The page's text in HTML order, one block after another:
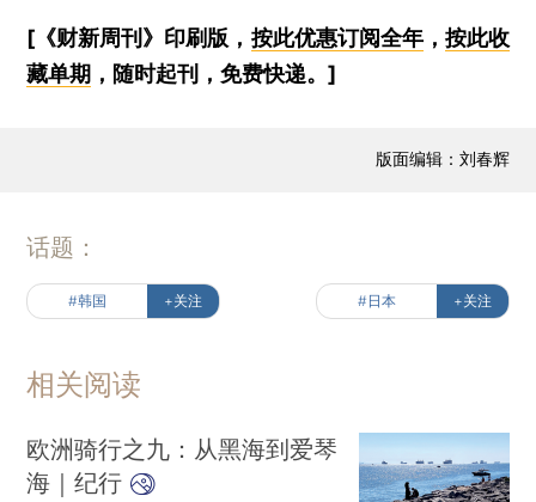
[《财新周刊》印刷版， 按此优惠订阅全年， 按此收
藏单期 ，随时起刊，免费快递。]
版面编辑：刘春辉
话题：
#韩国 +关注 #日本 +关注
相关阅读
欧洲骑行之九：从黑海到爱琴
海｜纪行